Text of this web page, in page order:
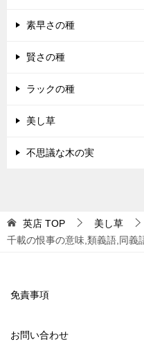
素早さの種
賢さの種
ラックの種
美し草
不思議な木の実
英店 TOP
美し草
千載の恨事の意味,類義語,同義
免責事項
お問い合わせ